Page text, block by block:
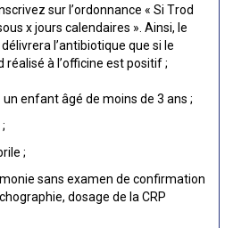
sur l’ordonnance « Si Trod
x jours calendaires ». Ainsi, le
l’antibiotique que si le
réalisé à l’officine est positif ;
enfant âgé de moins de 3 ans ;
;
sans examen de confirmation
dosage de la CRP